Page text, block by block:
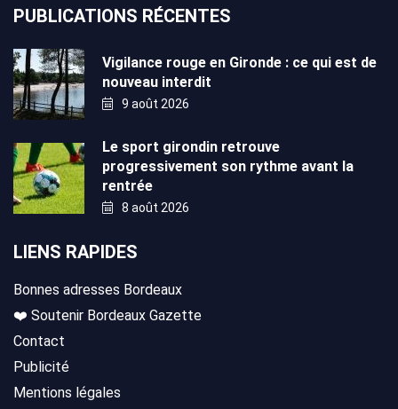
PUBLICATIONS RÉCENTES
Vigilance rouge en Gironde : ce qui est de
nouveau interdit
9 août 2026
Le sport girondin retrouve
progressivement son rythme avant la
rentrée
8 août 2026
LIENS RAPIDES
Bonnes adresses Bordeaux
❤️ Soutenir Bordeaux Gazette
Contact
Publicité
Mentions légales